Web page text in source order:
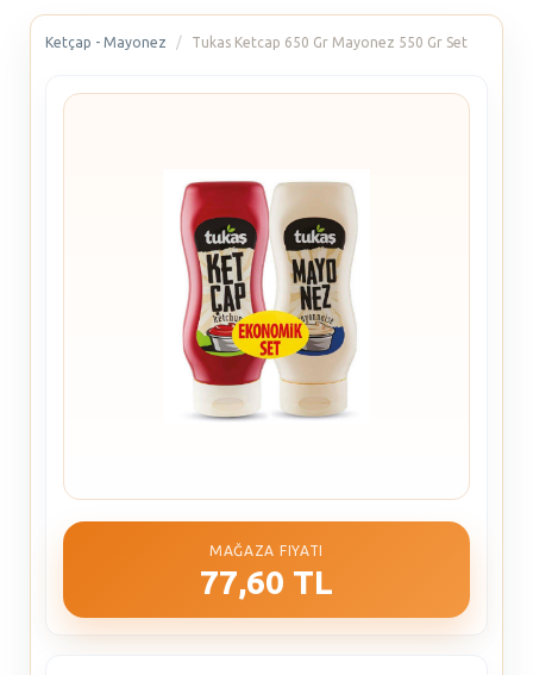
Ketçap - Mayonez Tukas Ketcap 650 Gr Mayonez 550 Gr Set
MAĞAZA FIYATI
77,60 TL